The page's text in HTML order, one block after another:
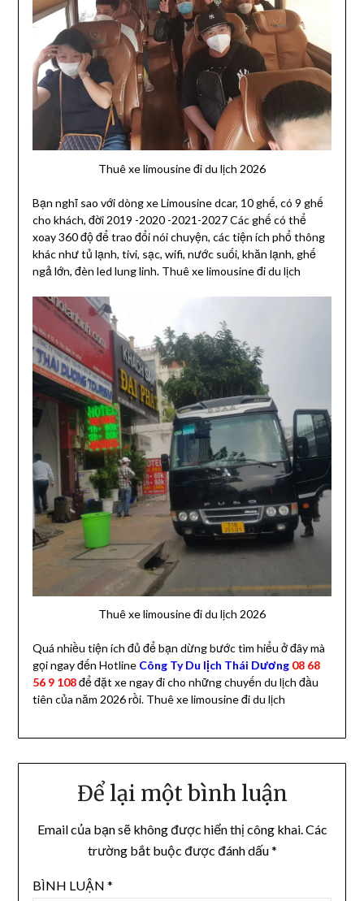
Thuê xe limousine đi du lịch 2026
Bạn nghĩ sao với dòng xe Limousine dcar, 10 ghế, có 9 ghế
cho khách, đời 2019 -2020 -2021-2027 Các ghế có thể
xoay 360 độ để trao đổi nói chuyện, các tiện ích phổ thông
khác như tủ lạnh, tivi, sạc, wifi, nước suối, khăn lạnh, ghế
ngả lớn, đèn led lung linh. Thuê xe limousine đi du lịch
Thuê xe limousine đi du lịch 2026
Quá nhiều tiện ích đủ để bạn dừng bước tìm hiểu ở đây mà
gọi ngay đến Hotline Công Ty Du lịch Thái Dương 08 68
56 9 108để đặt xe ngay đi cho những chuyến du lịch đầu
tiên của năm 2026 rồi. Thuê xe limousine đi du lịch
Để lại một bình luận
Email của bạn sẽ không được hiển thị công khai.Các
trường bắt buộc được đánh dấu*
BÌNH LUẬN *